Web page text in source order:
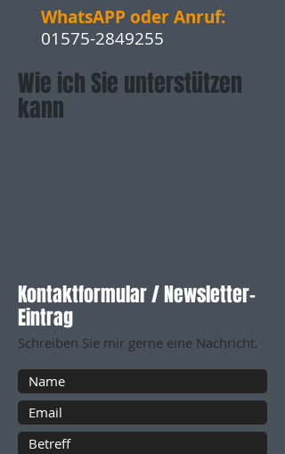
WhatsAPP oder Anruf:
01575-2849255
Wie ich Sie unterstützen
kann
Kontaktformular / Newsletter-
Eintrag
Schreiben Sie mir gerne eine Nachricht.